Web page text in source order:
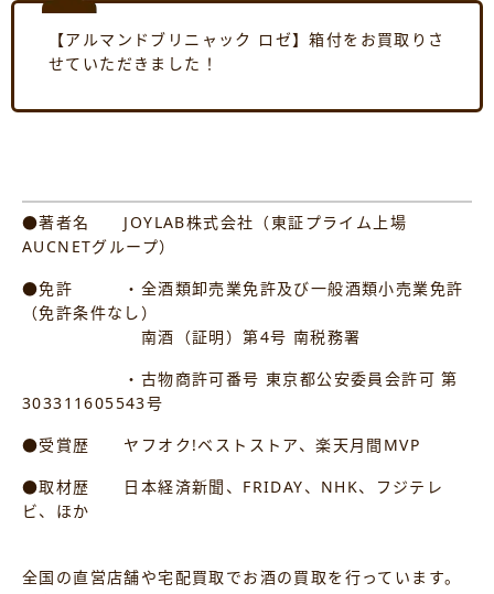
【アルマンドブリニャック ロゼ】箱付をお買取りさ
せていただきました！
●著者名 JOYLAB株式会社（東証プライム上場
AUCNETグループ）
●免許 ・全酒類卸売業免許及び一般酒類小売業免許
（免許条件なし）
南酒（証明）第4号 南税務署
・古物商許可番号 東京都公安委員会許可 第
303311605543号
●受賞歴 ヤフオク!ベストストア、楽天月間MVP
●取材歴 日本経済新聞、FRIDAY、NHK、フジテレ
ビ、ほか
全国の直営店舗や宅配買取でお酒の買取を行っています。